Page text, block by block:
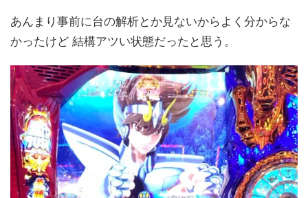
あんまり事前に台の解析とか見ないからよく分からな
かったけど 結構アツい状態だったと思う。